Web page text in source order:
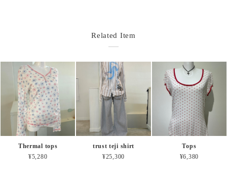
Related Item
Thermal tops
¥5,280
trust teji shirt
¥25,300
Tops
¥6,380